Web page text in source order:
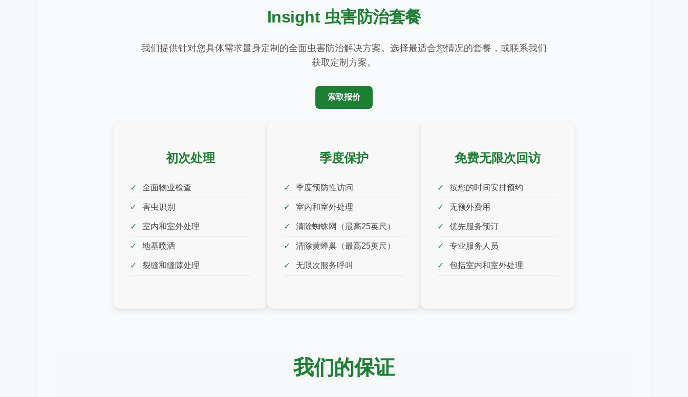
Insight 虫害防治套餐
我们提供针对您具体需求量身定制的全面虫害防治解决方案。选择最适合您情况的套餐，或联系我们
获取定制方案。
索取报价
初次处理
全面物业检查
害虫识别
室内和室外处理
地基喷洒
裂缝和缝隙处理
季度保护
季度预防性访问
室内和室外处理
清除蜘蛛网（最高25英尺）
清除黄蜂巢（最高25英尺）
无限次服务呼叫
免费无限次回访
按您的时间安排预约
无额外费用
优先服务预订
专业服务人员
包括室内和室外处理
我们的保证